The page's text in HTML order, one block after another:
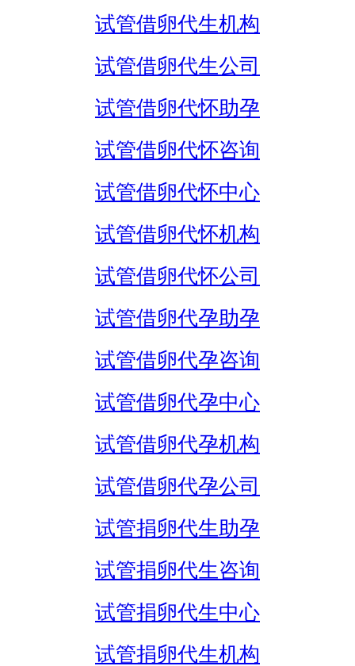
试管借卵代生机构
试管借卵代生公司
试管借卵代怀助孕
试管借卵代怀咨询
试管借卵代怀中心
试管借卵代怀机构
试管借卵代怀公司
试管借卵代孕助孕
试管借卵代孕咨询
试管借卵代孕中心
试管借卵代孕机构
试管借卵代孕公司
试管捐卵代生助孕
试管捐卵代生咨询
试管捐卵代生中心
试管捐卵代生机构